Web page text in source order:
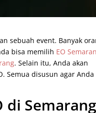
sebuah event. Banyak
bisa memilih EO
. Selain itu, Anda akan
Semua disusun agar Anda
di